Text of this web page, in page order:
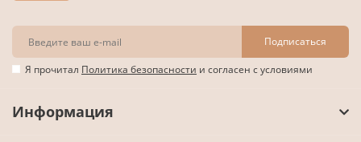
Подписаться
Я прочитал Политика безопасности и согласен с условиями
Информация